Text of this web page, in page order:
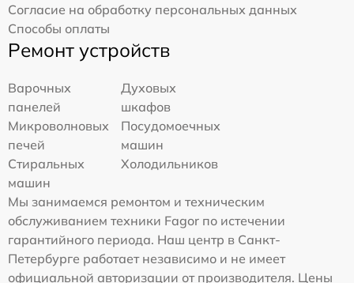
Согласие на обработку персональных данных
Способы оплаты
Ремонт устройств
Варочных
панелей
Духовых
шкафов
Микроволновых
печей
Посудомоечных
машин
Стиральных
машин
Холодильников
Мы занимаемся ремонтом и техническим
обслуживанием техники Fagor по истечении
гарантийного периода. Наш центр в Санкт-
Петербурге работает независимо и не имеет
официальной авторизации от производителя. Цены